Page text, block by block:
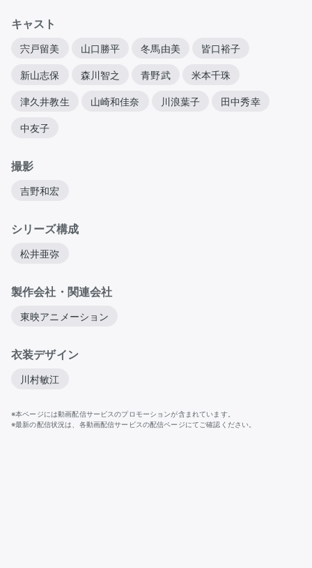
キャスト
宍戸留美 山口勝平 冬馬由美 皆口裕子
新山志保 森川智之 青野武 米本千珠
津久井教生 山崎和佳奈 川浪葉子 田中秀幸
中友子
撮影
吉野和宏
シリーズ構成
松井亜弥
製作会社・関連会社
東映アニメーション
衣装デザイン
川村敏江
※本ページには動画配信サービスのプロモーションが含まれています。
※最新の配信状況は、各動画配信サービスの配信ページにてご確認ください。